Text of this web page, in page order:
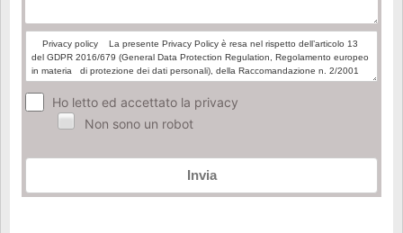
Ho letto ed accettato la privacy
Non sono un robot
Invia